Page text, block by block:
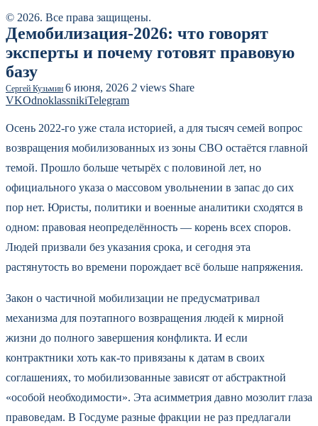
© 2026. Все права защищены.
Демобилизация‑2026: что говорят
эксперты и почему готовят правовую
базу
Сергей Кузьмин 6 июня, 2026 2 views Share
VKOdnoklassnikiTelegram
Осень 2022‑го уже стала историей, а для тысяч семей вопрос
возвращения мобилизованных из зоны СВО остаётся главной
темой. Прошло больше четырёх с половиной лет, но
официального указа о массовом увольнении в запас до сих
пор нет. Юристы, политики и военные аналитики сходятся в
одном: правовая неопределённость — корень всех споров.
Людей призвали без указания срока, и сегодня эта
растянутость во времени порождает всё больше напряжения.
Закон о частичной мобилизации не предусматривал
механизма для поэтапного возвращения людей к мирной
жизни до полного завершения конфликта. И если
контрактники хоть как‑то привязаны к датам в своих
соглашениях, то мобилизованные зависят от абстрактной
«особой необходимости». Эта асимметрия давно мозолит глаза
правоведам. В Госдуме разные фракции не раз предлагали